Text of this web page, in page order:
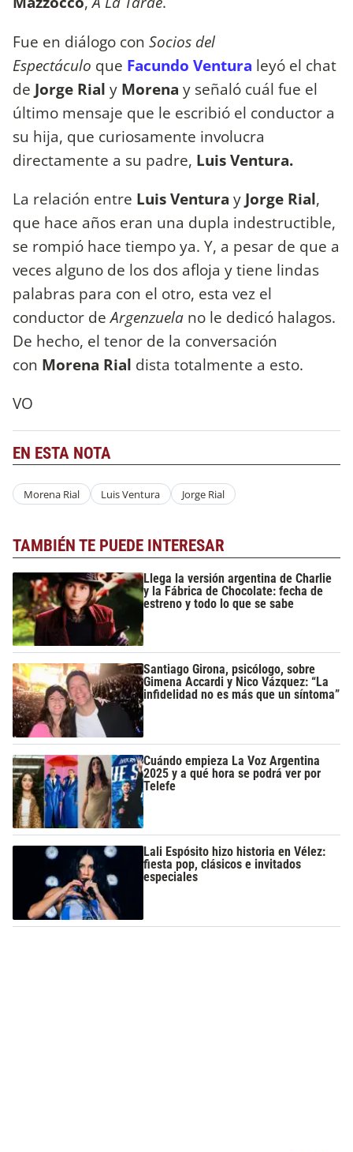
Fue en diálogo con Socios del
Espectáculo que Facundo Ventura leyó el chat
de Jorge Rial y Morena y señaló cuál fue el
último mensaje que le escribió el conductor a
su hija, que curiosamente involucra
directamente a su padre, Luis Ventura.
La relación entre Luis Ventura y Jorge Rial,
que hace años eran una dupla indestructible,
se rompió hace tiempo ya. Y, a pesar de que a
veces alguno de los dos afloja y tiene lindas
palabras para con el otro, esta vez el
conductor deArgenzuela no le dedicó halagos.
De hecho, el tenor de la conversación
con Morena Rial dista totalmente a esto.
VO
EN ESTA NOTA
Morena Rial Luis Ventura Jorge Rial
TAMBIÉN TE PUEDE INTERESAR
Llega la versión argentina de Charlie
y la Fábrica de Chocolate: fecha de
estreno y todo lo que se sabe
Santiago Girona, psicólogo, sobre
Gimena Accardi y Nico Vázquez: “La
infidelidad no es más que un síntoma”
Cuándo empieza La Voz Argentina
2025 y a qué hora se podrá ver por
Telefe
Lali Espósito hizo historia en Vélez:
fiesta pop, clásicos e invitados
especiales